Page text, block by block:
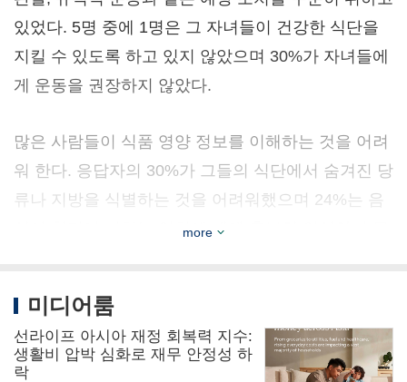
있었다. 5명 중에 1명은 그 자녀들이 건강한 식단을
지킬 수 있도록 하고 있지 않았으며 30%가 자녀들에
게 운동을 권장하지 않았다.
많은 사람들이 식품 영양 정보를 이해하는 것을 어려
워 한다. 응답자의 30%가 그들의 식단에서 숨겨진 당
류나 지방을 식별하는 것을 어려워했으며 24%는 음
식이 혈당에 미치는 영향에 대해 충분히 인식하지 못
규칙적인 운동, 건강한 식습관, 조기 검진은 당뇨병
위험을 줄이는데 도움이 되지만 인식 개선이 반드시
뒷받침 되어야 한다. 2012년 이래로 썬라이프는 가장
more
미디어룸
선라이프 아시아 재정 회복력 지수:
생활비 압박 심화로 재무 안정성 하
락